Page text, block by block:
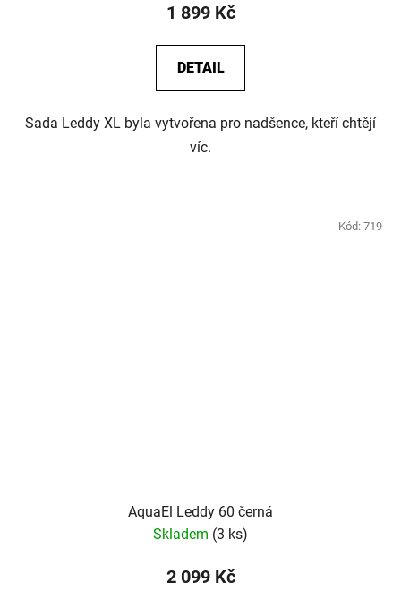
1 899 Kč
DETAIL
Sada Leddy XL byla vytvořena pro nadšence, kteří chtějí
víc.
AquaEl Leddy 60 černá
Skladem (3 ks)
2 099 Kč
Kód: 719